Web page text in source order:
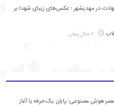
در مهدیشهر ؛ عکس‌های زیبای شهدا بر
عصر هوش مصنوعی؛ پایان یک حرفه یا آغاز